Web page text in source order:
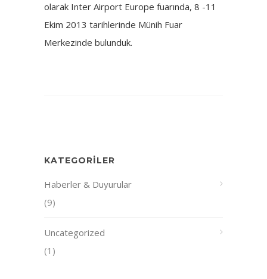
olarak Inter Airport Europe fuarında, 8 -11
Ekim 2013 tarihlerinde Münih Fuar
Merkezinde bulunduk.
KATEGORILER
Haberler & Duyurular
(9)
Uncategorized
(1)